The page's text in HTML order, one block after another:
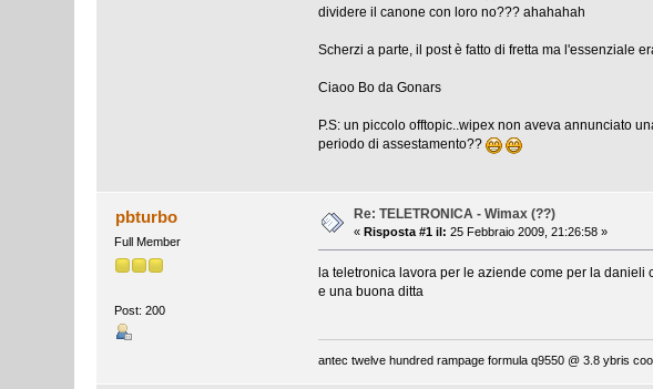
dividere il canone con loro no??? ahahahah
Scherzi a parte, il post è fatto di fretta ma l'essenziale
Ciaoo Bo da Gonars
P.S: un piccolo offtopic..wipex non aveva annunciato
periodo di assestamento??
pbturbo
Full Member
Post: 200
Re: TELETRONICA - Wimax (??)
« Risposta #1 il: 25 Febbraio 2009, 21:26:58 »
la teletronica lavora per le aziende come per la
e una buona ditta
antec twelve hundred rampage formula q9550 @ 3.8 ybris